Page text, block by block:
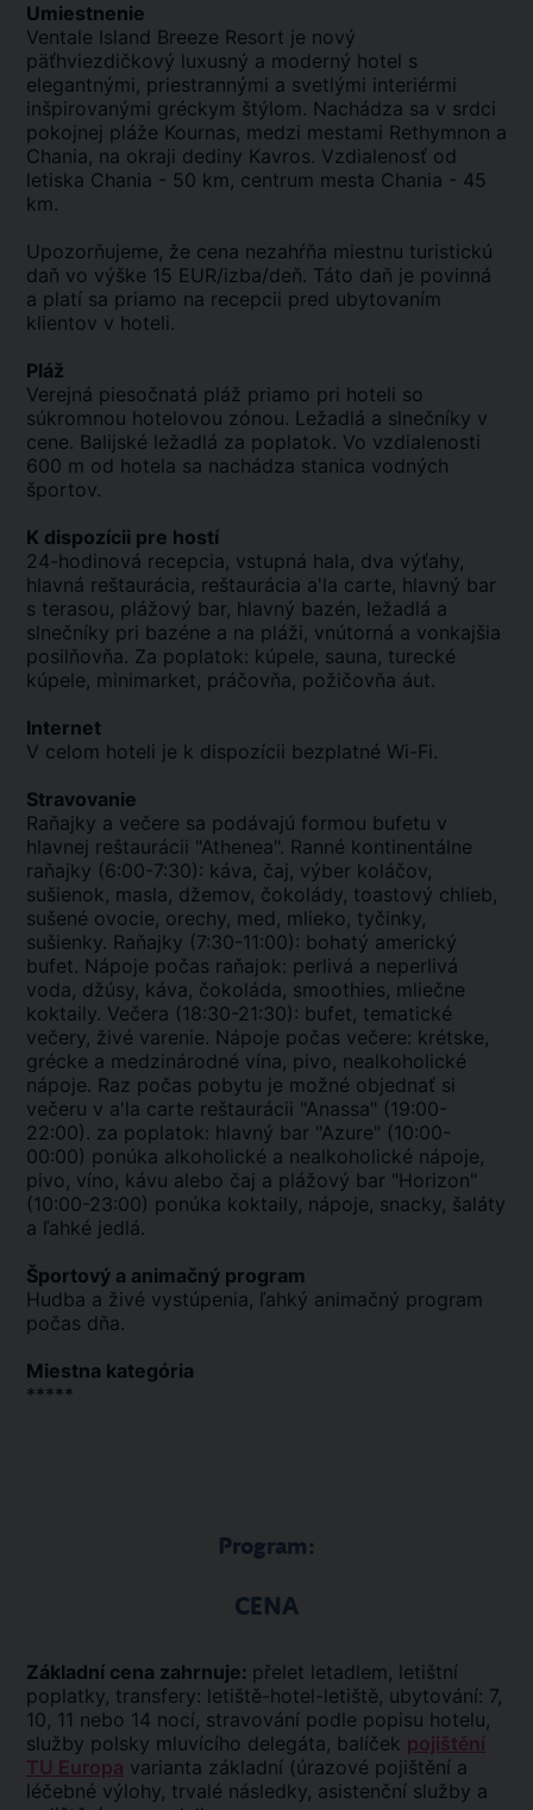
Umiestnenie
Ventale Island Breeze Resort je nový
päťhviezdičkový luxusný a moderný hotel s
elegantnými, priestrannými a svetlými interiérmi
inšpirovanými gréckym štýlom. Nachádza sa v srdci
pokojnej pláže Kournas, medzi mestami Rethymnon a
Chania, na okraji dediny Kavros. Vzdialenosť od
letiska Chania - 50 km, centrum mesta Chania - 45
km.
Upozorňujeme, že cena nezahŕňa miestnu turistickú
daň vo výške 15 EUR/izba/deň. Táto daň je povinná
a platí sa priamo na recepcii pred ubytovaním
klientov v hoteli.
Pláž
Verejná piesočnatá pláž priamo pri hoteli so
súkromnou hotelovou zónou. Ležadlá a slnečníky v
cene. Balijské ležadlá za poplatok. Vo vzdialenosti
600 m od hotela sa nachádza stanica vodných
športov.
K dispozícii pre hostí
24-hodinová recepcia, vstupná hala, dva výťahy,
hlavná reštaurácia, reštaurácia a'la carte, hlavný bar
s terasou, plážový bar, hlavný bazén, ležadlá a
slnečníky pri bazéne a na pláži, vnútorná a vonkajšia
posilňovňa. Za poplatok: kúpele, sauna, turecké
kúpele, minimarket, práčovňa, požičovňa áut.
Internet
V celom hoteli je k dispozícii bezplatné Wi-Fi.
Stravovanie
Raňajky a večere sa podávajú formou bufetu v
hlavnej reštaurácii "Athenea". Ranné kontinentálne
raňajky (6:00-7:30): káva, čaj, výber koláčov,
sušienok, masla, džemov, čokolády, toastový chlieb,
sušené ovocie, orechy, med, mlieko, tyčinky,
sušienky. Raňajky (7:30-11:00): bohatý americký
bufet. Nápoje počas raňajok: perlivá a neperlivá
voda, džúsy, káva, čokoláda, smoothies, mliečne
koktaily. Večera (18:30-21:30): bufet, tematické
večery, živé varenie. Nápoje počas večere: krétske,
grécke a medzinárodné vína, pivo, nealkoholické
nápoje. Raz počas pobytu je možné objednať si
večeru v a'la carte reštaurácii "Anassa" (19:00-
22:00). za poplatok: hlavný bar "Azure" (10:00-
00:00) ponúka alkoholické a nealkoholické nápoje,
pivo, víno, kávu alebo čaj a plážový bar "Horizon"
(10:00-23:00) ponúka koktaily, nápoje, snacky, šaláty
a ľahké jedlá.
Športový a animačný program
Hudba a živé vystúpenia, ľahký animačný program
počas dňa.
Miestna kategória
*****
Program:
CENA
Základní cena zahrnuje: přelet letadlem, letištní
poplatky, transfery: letiště-hotel-letiště, ubytování: 7,
10, 11 nebo 14 nocí, stravování podle popisu hotelu,
služby polsky mluvícího delegáta, balíček pojištění
TU Europa varianta základní (úrazové pojištění a
léčebné výlohy, trvalé následky, asistenční služby a